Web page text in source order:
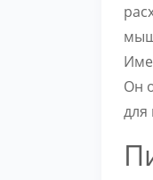
Он
для